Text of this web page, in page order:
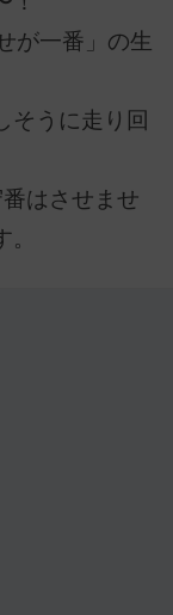
が一番」の生
そうに走り回
はさせませ